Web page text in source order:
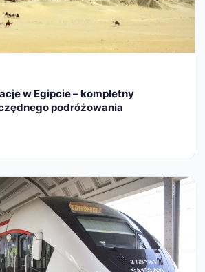
w Egipcie – kompletny
podróżowania